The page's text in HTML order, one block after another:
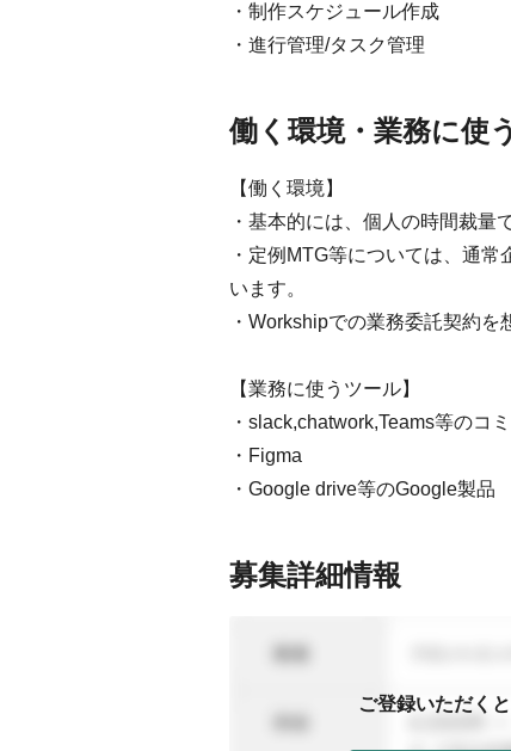
・制作スケジュール作成
・進行管理/タスク管理
働く環境・業務に使
【働く環境】
・基本的には、個人の時間裁量
・定例MTG等については、通
います。
・Workshipでの業務委託契約を
【業務に使うツール】
・slack,chatwork,Teams等のコ
・Figma
・Google drive等のGoogle製品
募集詳細情報
ご登録いただく